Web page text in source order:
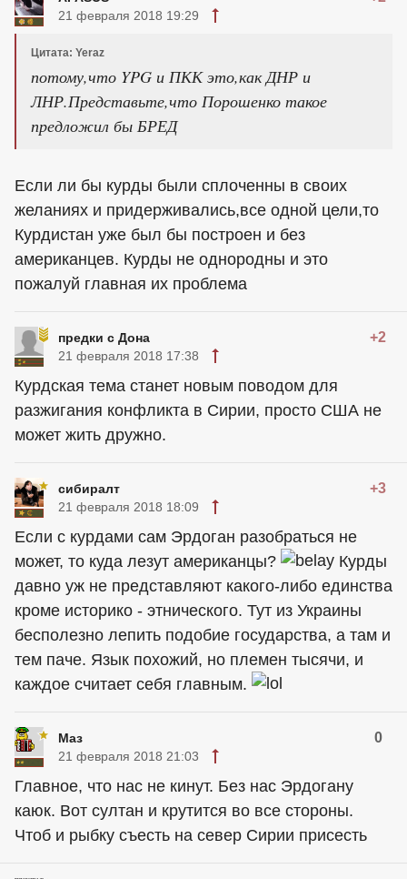
21 февраля 2018 19:29
Цитата: Yeraz
потому,что YPG и ПКК это,как ДНР и
ЛНР.Представьте,что Порошенко такое
предложил бы БРЕД
Если ли бы курды были сплоченны в своих
желаниях и придерживались,все одной цели,то
Курдистан уже был бы построен и без
американцев. Курды не однородны и это
пожалуй главная их проблема
предки с Дона +2
21 февраля 2018 17:38
Курдская тема станет новым поводом для
разжигания конфликта в Сирии, просто США не
может жить дружно.
сибиралт +3
21 февраля 2018 18:09
Если с курдами сам Эрдоган разобраться не
может, то куда лезут американцы?
Курды
давно уж не представляют какого-либо единства
кроме историко - этнического. Тут из Украины
бесполезно лепить подобие государства, а там и
тем паче. Язык похожий, но племен тысячи, и
каждое считает себя главным.
Маз 0
21 февраля 2018 21:03
Главное, что нас не кинут. Без нас Эрдогану
каюк. Вот султан и крутится во все стороны.
Чтоб и рыбку съесть на север Сирии присесть